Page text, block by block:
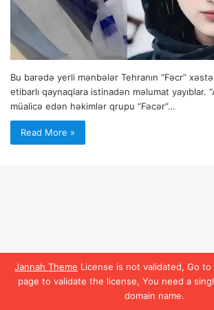
Jannah Theme License is not validated, Go
page to validate the license, You need a
domain name.
Bu barədə yerli mənbələr Tehranın “Fəcr”
etibarlı qaynaqlara istinadən məlumat yayıblar.
müalicə edən həkimlər qrupu “Fəcər”…
Read More »